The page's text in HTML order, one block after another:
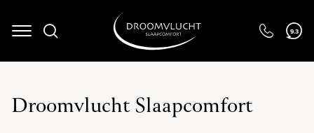
Navigation 9.3
Droomvlucht Slaapcomfort